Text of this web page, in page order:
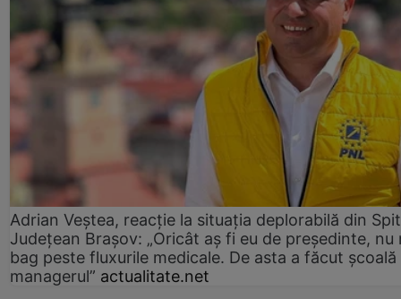
Adrian Veștea, reacție la situația deplorabilă din
Județean Brașov: „Oricât aș fi eu de președinte, nu
bag peste fluxurile medicale. De asta a făcut școală
managerul” actualitate.net